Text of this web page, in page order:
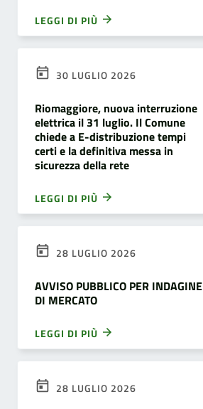
LEGGI DI PIÙ
30 LUGLIO 2026
Riomaggiore, nuova interruzione
elettrica il 31 luglio. Il Comune
chiede a E-distribuzione tempi
certi e la definitiva messa in
sicurezza della rete
LEGGI DI PIÙ
28 LUGLIO 2026
AVVISO PUBBLICO PER INDAGINE
DI MERCATO
LEGGI DI PIÙ
28 LUGLIO 2026